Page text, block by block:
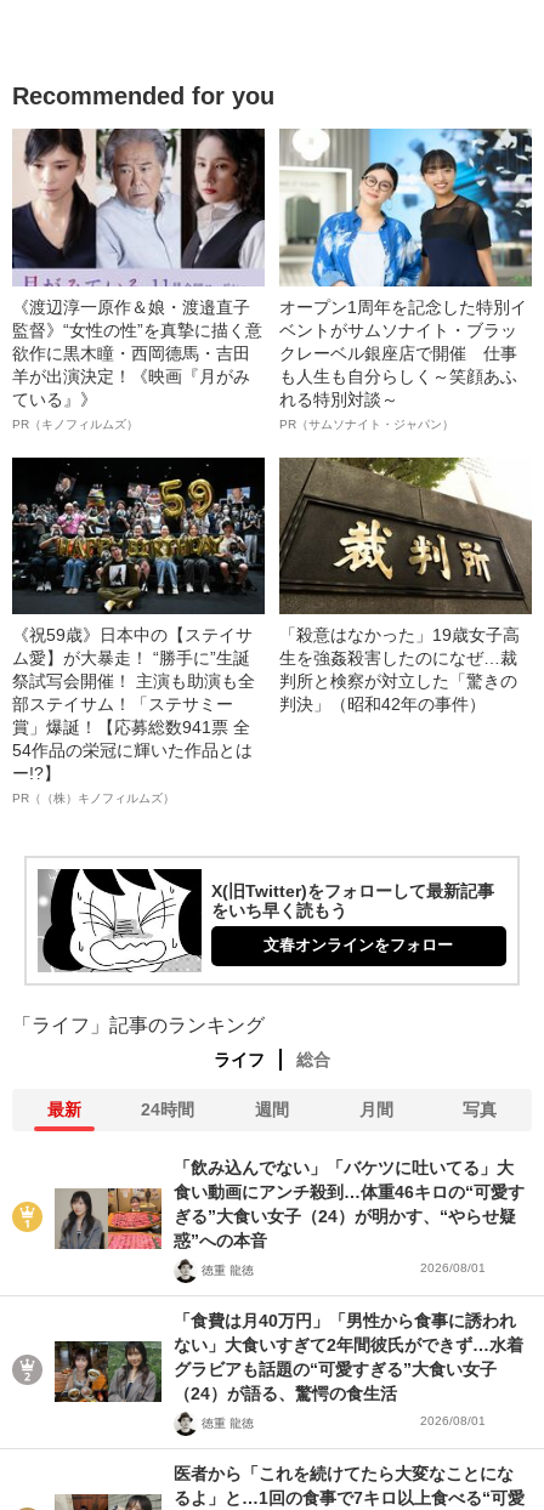
Recommended for you
《渡辺淳一原作＆娘・渡邉直子
監督》“女性の性”を真摯に描く意
欲作に黒木瞳・西岡德馬・吉田
羊が出演決定！《映画『月がみ
ている』》
PR（キノフィルムズ）
オープン1周年を記念した特別イ
ベントがサムソナイト・ブラッ
クレーベル銀座店で開催 仕事
も人生も自分らしく～笑顔あふ
れる特別対談～
PR（サムソナイト・ジャパン）
《祝59歳》日本中の【ステイサ
ム愛】が大暴走！ “勝手に”生誕
祭試写会開催！ 主演も助演も全
部ステイサム！「ステサミー
賞」爆誕！【応募総数941票 全
54作品の栄冠に輝いた作品とは
ー!?】
PR（（株）キノフィルムズ）
「殺意はなかった」19歳女子高
生を強姦殺害したのになぜ…裁
判所と検察が対立した「驚きの
判決」（昭和42年の事件）
X(旧Twitter)をフォローして最新記事
をいち早く読もう
文春オンラインをフォロー
「ライフ」記事のランキング
ライフ 総合
最新 24時間 週間 月間 写真
「飲み込んでない」「バケツに吐いてる」大
食い動画にアンチ殺到…体重46キロの“可愛す
ぎる”大食い女子（24）が明かす、“やらせ疑
惑”への本音
徳重 龍徳 2026/08/01
「食費は月40万円」「男性から食事に誘われ
ない」大食いすぎて2年間彼氏ができず…水着
グラビアも話題の“可愛すぎる”大食い女子
（24）が語る、驚愕の食生活
徳重 龍徳 2026/08/01
医者から「これを続けてたら大変なことにな
るよ」と…1回の食事で7キロ以上食べる“可愛